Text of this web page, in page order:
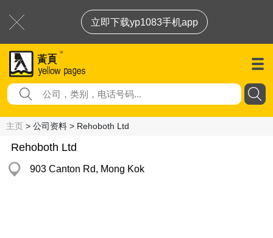
立即下载yp1083手机app
主页 > 公司资料 > Rehoboth Ltd
Rehoboth Ltd
903 Canton Rd, Mong Kok